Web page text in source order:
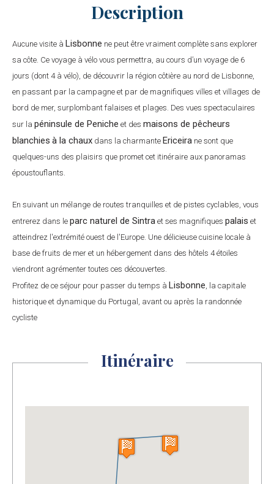
Description
Aucune visite à Lisbonne ne peut être vraiment complète sans explorer
sa côte. Ce voyage à vélo vous permettra, au cours d’un voyage de 6
jours (dont 4 à vélo), de découvrir la région côtière au nord de Lisbonne,
en passant par la campagne et par de magnifiques villes et villages de
bord de mer, surplombant falaises et plages. Des vues spectaculaires
sur la péninsule de Peniche et des maisons de pêcheurs
blanchies à la chaux dans la charmante Ericeira ne sont que
quelques-uns des plaisirs que promet cet itinéraire aux panoramas
époustouflants.
En suivant un mélange de routes tranquilles et de pistes cyclables, vous
entrerez dans le parc naturel de Sintra et ses magnifiques palais et
atteindrez l'extrémité ouest de l'Europe. Une délicieuse cuisine locale à
base de fruits de mer et un hébergement dans des hôtels 4 étoiles
viendront agrémenter toutes ces découvertes.
Profitez de ce séjour pour passer du temps à Lisbonne, la capitale
historique et dynamique du Portugal, avant ou après la randonnée
cycliste
Itinéraire